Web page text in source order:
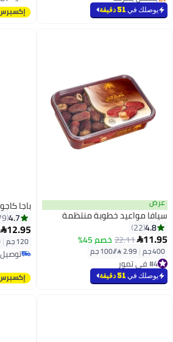
بتخلّص بسرعة
يوصلك في 51 دقيقة
عرض
سيافا مواعيد خطوبة منتظمة
4.8
22
11.95
22.11خصم 45%
400 جم | #4 في تمور
بتخلّص بسرعة
#4 في تمور
يوصلك في 51 دقيقة
باجا
4.7
12.95
120 جم |
تم بيع +540